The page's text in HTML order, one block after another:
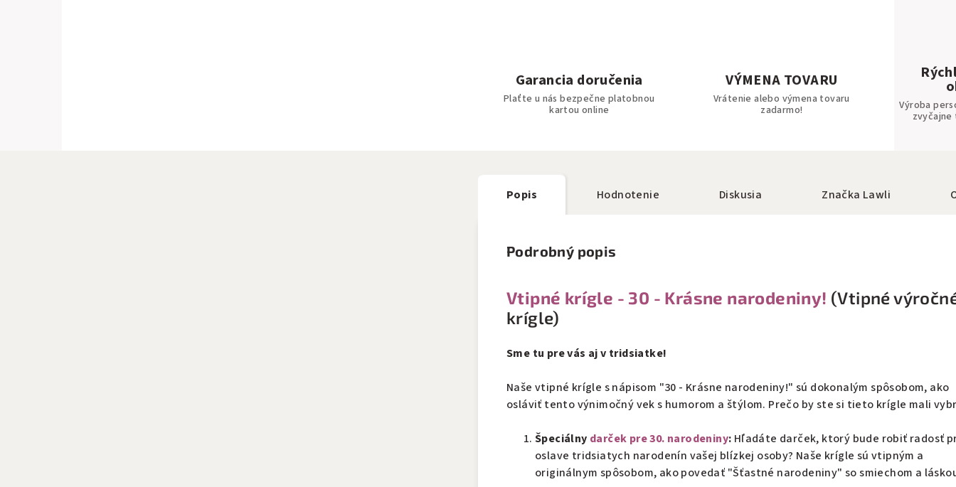
Garancia doručenia
Plaťte u nás bezpečne platobnou
kartou online
VÝMENA TOVARU
Vrátenie alebo výmena tovaru
zadarmo!
Výroba
zvyčajne
Popis Hodnotenie Diskusia Značka Lawli
Podrobný popis
Vtipné krígle - 30 - Krásne narodeniny! (Vtipné
krígle)
Sme tu pre vás aj v tridsiatke!
Naše vtipné krígle s nápisom "30 - Krásne narodeniny!" sú dokonalým spôsobom, ako
osláviť tento výnimočný vek s humorom a štýlom. Prečo by ste si tieto krígle mali
Špeciálny darček pre 30. narodeniny: Hľadáte darček, ktorý bude robiť radosť
oslave tridsiatych narodenín vašej blízkej osoby? Naše krígle sú vtipným a
originálnym spôsobom, ako povedať "Šťastné narodeniny" so smiechom a